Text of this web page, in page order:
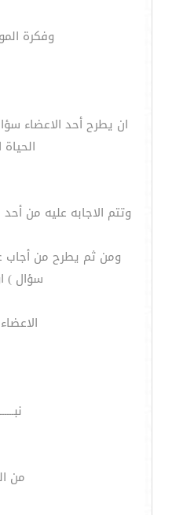
وفكرة
ان يطرح أحد الاعضاء
وتتم الاجابه عليه من
ومن ثم يطرح من أجاب
سؤال )
من